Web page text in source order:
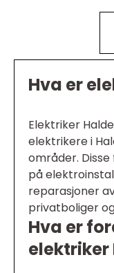
Hva er
Elektriker
elektrikere i
områder.
på
reparasjoner
privatboliger
Hva er
elektriker